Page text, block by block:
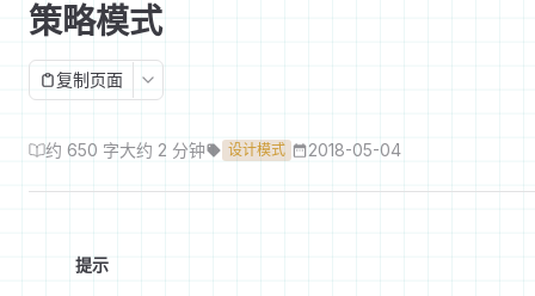
策略模式
复制页面
约 650 字大约 2 分钟 设计模式 2018-05-04
提示